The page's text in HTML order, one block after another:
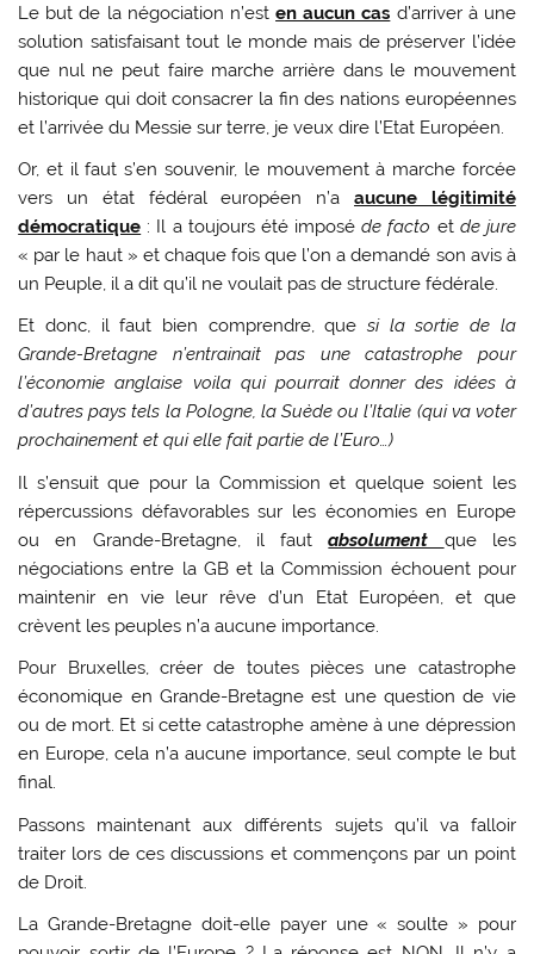
Le but de la négociation n’esten aucun cas d’arriver à une
solution satisfaisant tout le monde mais de préserver l’idée
que nul ne peut faire marche arrière dans le mouvement
historique qui doit consacrer la fin des nations européennes
et l’arrivée du Messie sur terre, je veux dire l’Etat Européen.
Or, et il faut s’en souvenir, le mouvement à marche forcée
vers un état fédéral européen n’aaucune légitimité
démocratique : Il a toujours été imposéde facto et de jure
« par le haut » et chaque fois que l’on a demandé son avis à
un Peuple, il a dit qu’il ne voulait pas de structure fédérale.
Et donc, il faut bien comprendre, quesi la sortie de la
Grande-Bretagne n’entrainait pas une catastrophe pour
l’économie anglaise voila qui pourrait donner des idées à
d’autres pays tels la Pologne, la Suède ou l’Italie (qui va voter
prochainement et qui elle fait partie de l’Euro…)
Il s’ensuit que pour la Commission et quelque soient les
répercussions défavorables sur les économies en Europe
ou en Grande-Bretagne, il fautabsolument que les
négociations entre la GB et la Commission échouent pour
maintenir en vie leur rêve d’un Etat Européen, et que
crèvent les peuples n’a aucune importance.
Pour Bruxelles, créer de toutes pièces une catastrophe
économique en Grande-Bretagne est une question de vie
ou de mort. Et si cette catastrophe amène à une dépression
en Europe, cela n’a aucune importance, seul compte le but
final.
Passons maintenant aux différents sujets qu’il va falloir
traiter lors de ces discussions et commençons par un point
de Droit.
La Grande-Bretagne doit-elle payer une « soulte » pour